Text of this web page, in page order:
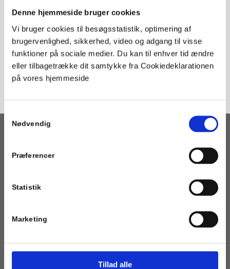
Denne hjemmeside bruger cookies
Vi bruger cookies til besøgsstatistik, optimering af
brugervenlighed, sikkerhed, video og adgang til visse
funktioner på sociale medier. Du kan til enhver tid ændre
eller tilbagetrække dit samtykke fra Cookiedeklarationen
på vores hjemmeside
Samtykkevalg
Nødvendig
Præferencer
Statistik
Marketing
Tillad alle
Geotermi WebGIS-portalen er en interaktiv kortbaseret
kommuner og andre med interesse i etablering af geotermisk